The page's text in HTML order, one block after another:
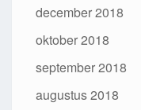
december 2018
oktober 2018
september 2018
augustus 2018